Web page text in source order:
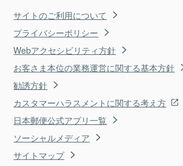
サイトのご利用について
プライバシーポリシー
Webアクセシビリティ方針
お客さま本位の業務運営に関する基本方針
勧誘方針
カスタマーハラスメントに関する考え方
日本郵便公式アプリ一覧
ソーシャルメディア
サイトマップ